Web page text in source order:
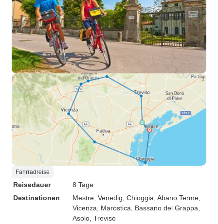
Fahrradreise
Reisedauer
8 Tage
Destinationen
Mestre , Venedig , Chioggia , Abano Terme
Vicenza , Marostica , Bassano del Grappa
Asolo , Treviso